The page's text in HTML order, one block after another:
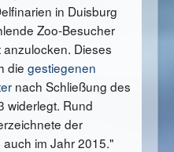
in Duisburg
Zoo-Besucher
Dieses
die gestiegenen
nach Schließung des
widerlegt. Rund
der
im Jahr 2015."